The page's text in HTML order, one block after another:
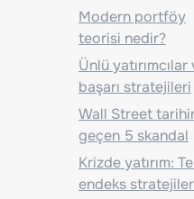
Modern portföy
teorisi nedir?
Ünlü yatırımcılar
başarı stratejileri
Wall Street
geçen 5 skandal
Krizde yatırım:
endeks